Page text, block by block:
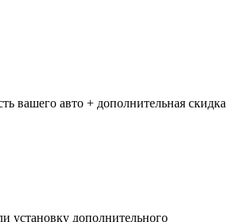
вашего авто + дополнительная скидка
установку дополнительного